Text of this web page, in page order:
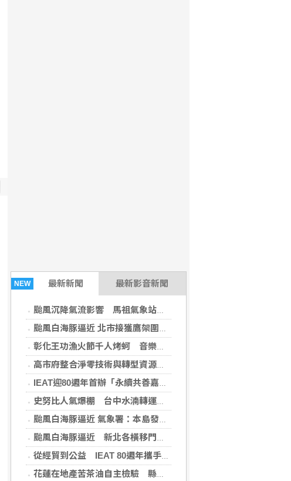
NEW 最新新聞 最新影音新聞
颱風沉降氣流影響 馬祖氣象站測得站史最高溫37度
颱風白海豚逼近 北市接獲鷹架圍籬倒塌2通報傷1路人
彰化王功漁火節千人烤蚵 音樂會煙火秀壓軸
高市府整合淨零技術與轉型資源 偕同企業加速低碳轉型、提升國際競爭力
IEAT迎80週年首辦「永續共善嘉年華」 將貿易能量化為社會善能量
史努比人氣爆棚 台中水湳轉運中心快閃加碼延長
颱風白海豚逼近 氣象署：本島發陸警機率低
颱風白海豚逼近 新北各橫移門下午6時封閉
從經貿到公益 IEAT 80週年攜手募272萬元支持20家社福機構
花蓮在地產苦茶油自主檢驗 縣府推最高補助9成